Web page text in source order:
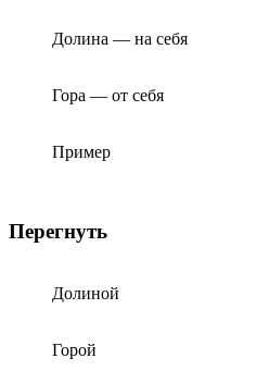
Долина — на себя
Гора — от себя
Пример
Перегнуть
Долиной
Горой